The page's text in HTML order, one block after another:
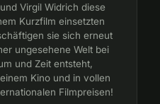
Virgil Widrich diese
Kurzfilm einsetzten
sie sich erneut
ungesehene Welt bei
und Zeit entsteht,
Kino und in vollen
Filmpreisen!